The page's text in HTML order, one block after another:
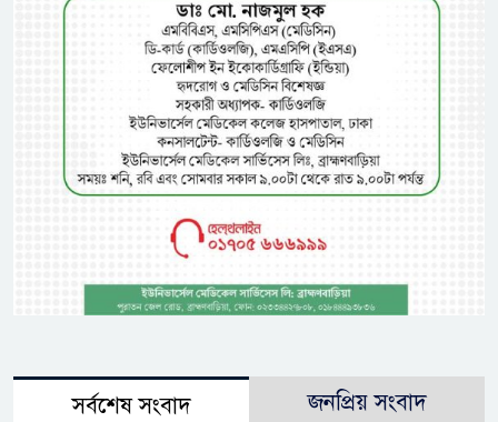
সর্বশেষ সংবাদ জনপ্রিয় সংবাদ